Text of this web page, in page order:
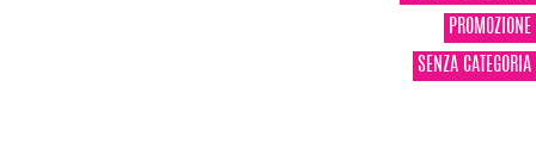
PROMOZIONE
SENZA CATEGORIA